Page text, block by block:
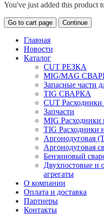
You've just added this product
Go to cart page Continue
Главная
Новости
Каталог
CUT РЕЗКА
MIG/MAG
Запасные части
TIG СВАРКА
CUT
Запчасти
MIG
TIG Расходники
Аргонодуговая
Аргонодуговая
Бензиновый
Двухпостовые и
агрегаты
О компании
Оплата и доставка
Партнеры
Контакты